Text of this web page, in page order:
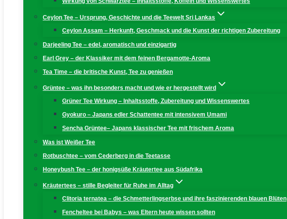
Ceylon Tee – Ursprung, Geschichte und die Teewelt Sri Lankas
Ceylon Assam – Herkunft, Geschmack und die Kunst der richtigen Zubereitung
Darjeeling Tee – edel, aromatisch und einzigartig
Earl Grey – der Klassiker mit dem feinen Bergamotte-Aroma
Tea Time – die britische Kunst, Tee zu genießen
Grüntee – was ihn besonders macht und wie er hergestellt wird
Grüner Tee Wirkung – Inhaltsstoffe, Zubereitung und Wissenswertes
Gyokuro – Japans edler Schattentee mit intensivem Umami
Sencha Grüntee– Japans klassischer Tee mit frischem Aroma
Was ist Weißer Tee
Rotbuschtee – vom Cederberg in die Teetasse
Honeybush Tee – der honigsüße Kräutertee aus Südafrika
Kräutertees – stille Begleiter für Ruhe im Alltag
Clitoria ternatea – die Schmetterlingserbse und ihre faszinierenden blauen Blüten
Fencheltee bei Babys – was Eltern heute wissen sollten